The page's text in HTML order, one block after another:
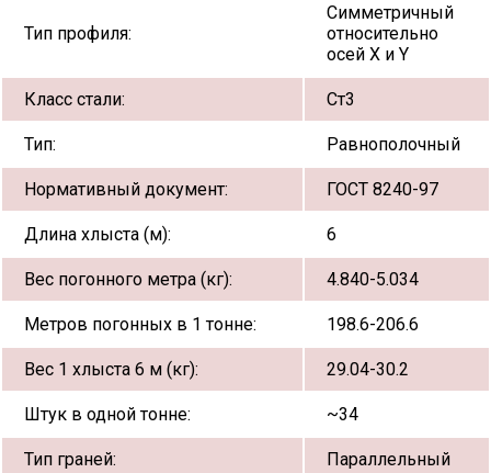
Тип профиля:
Симметричный
относительно
осей X и Y
Класс стали: Ст3
Тип: Равнополочный
Нормативный документ: ГОСТ 8240-97
Длина хлыста (м): 6
Вес погонного метра (кг): 4.840-5.034
Метров погонных в 1 тонне: 198.6-206.6
Вес 1 хлыста 6 м (кг): 29.04-30.2
Штук в одной тонне: ~34
Тип граней: Параллельный